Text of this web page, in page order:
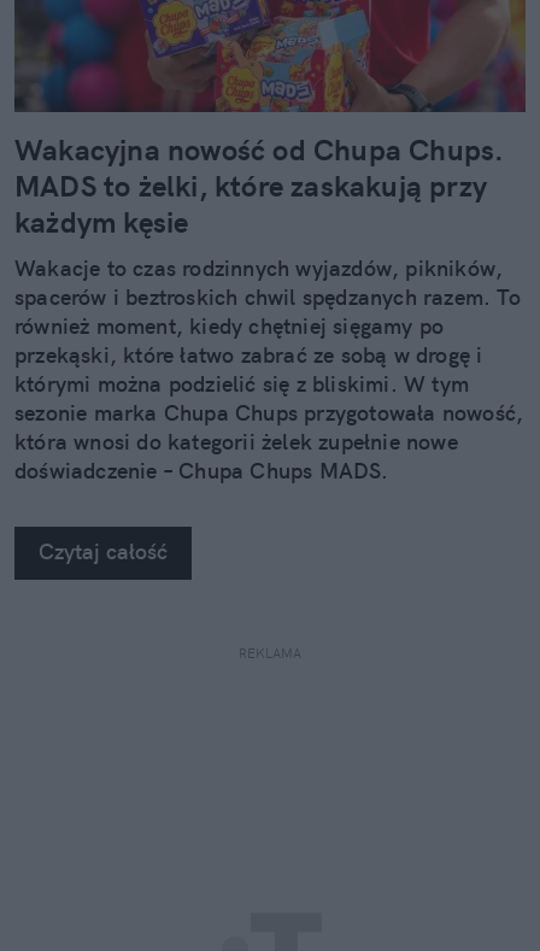
Wakacyjna nowość od Chupa Chups.
MADS to żelki, które zaskakują przy
każdym kęsie
Wakacje to czas rodzinnych wyjazdów, pikników,
spacerów i beztroskich chwil spędzanych razem. To
również moment, kiedy chętniej sięgamy po
przekąski, które łatwo zabrać ze sobą w drogę i
którymi można podzielić się z bliskimi. W tym
sezonie marka Chupa Chups przygotowała nowość,
która wnosi do kategorii żelek zupełnie nowe
doświadczenie – Chupa Chups MADS.
Czytaj całość
REKLAMA